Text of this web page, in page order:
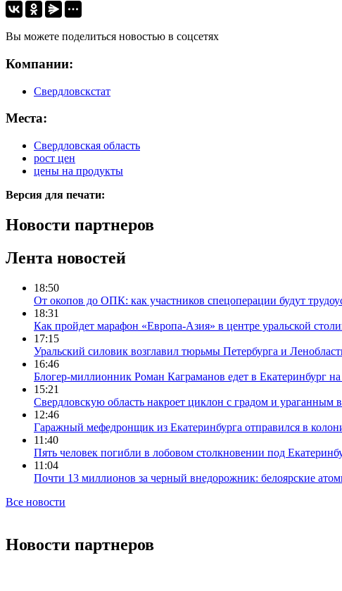
Вы можете поделиться новостью в соцсетях
Компании:
Свердловскстат
Места:
Свердловская область
рост цен
цены на продукты
Версия для печати:
Новости партнеров
Лента новостей
18:50
От окопов до ОПК: как участников спецоперации будут
18:31
Как пройдет марафон «Европа-Азия» в центре уральской
17:15
Уральский силовик возглавил тюрьмы Петербурга и
16:46
Блогер-миллионник Роман Каграманов едет в Екатеринбург
15:21
Свердловскую область накроет циклон с градом и ураганным
12:46
Гаражный мефедронщик из Екатеринбурга отправился в
11:40
Пять человек погибли в лобовом столкновении под
11:04
Почти 13 миллионов за черный внедорожник: белоярские
Все новости
Новости партнеров